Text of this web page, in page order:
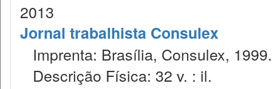
2013
Jornal trabalhista Consulex
Imprenta: Brasília, Consulex, 1999.
Descrição Física: 32 v. : il.